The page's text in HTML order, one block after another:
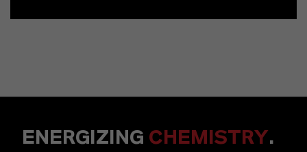
ENERGIZING CHEMISTRY.